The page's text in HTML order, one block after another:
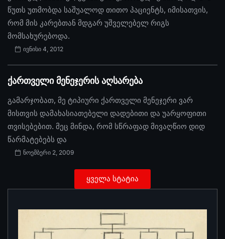
წუთს უთმობდა საშუალოდ თითო პაციენტს, იმისათვის,
რომ მის კარებთან მდგარ უშველებელ რიგს
მომსახურებოდა.
ივნისი 4, 2012
ქართველი მენეჯერის აღსარება
გამარჯობათ, მე ტიპიური ქართველი მენეჯერი ვარ
მისთვის დამახასიათებელი დადებითი და უარყოფითი
თვისებებით. მეც მინდა, რომ სწრაფად მივაღწიო დიდ
წარმატებებს და
ნოემბერი 2, 2009
ყველა სტატია